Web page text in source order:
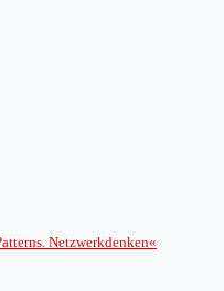
Netzwerkdenken«